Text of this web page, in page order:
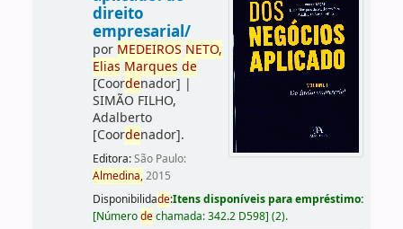
direito
empresarial/
por MEDEIROS NETO,
Elias Marques de
[Coordenador] |
SIMÃO FILHO,
Adalberto
[Coordenador].
Editora:São Paulo:
Almedina,2015
Disponibilidade:Itens disponíveis para empréstimo:
[Númerodechamada:342.2 D598] (2).